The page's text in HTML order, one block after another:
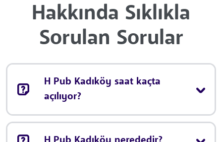
Hakkında Sıklıkla
Sorulan Sorular
H Pub Kadıköy saat kaçta
açılıyor?